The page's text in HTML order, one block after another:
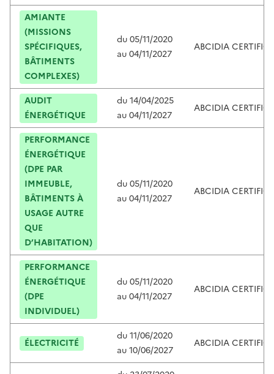
AMIANTE
(MISSIONS
SPÉCIFIQUES,
BÂTIMENTS
COMPLEXES)
du05/11/2020
au04/11/2027
ABCIDIA
AUDIT
ÉNERGÉTIQUE
du14/04/2025
au04/11/2027
ABCIDIA
PERFORMANCE
ÉNERGÉTIQUE
(DPE PAR
IMMEUBLE,
BÂTIMENTS À
USAGE AUTRE
QUE
D’HABITATION)
du05/11/2020
au04/11/2027
ABCIDIA
PERFORMANCE
ÉNERGÉTIQUE
(DPE
INDIVIDUEL)
du05/11/2020
au04/11/2027
ABCIDIA
ÉLECTRICITÉ
du11/06/2020
au10/06/2027
ABCIDIA